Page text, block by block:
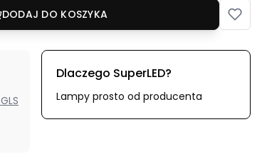
DODAJ DO KOSZYKA
- GLS
Dlaczego SuperLED?
Lampy prosto od producenta